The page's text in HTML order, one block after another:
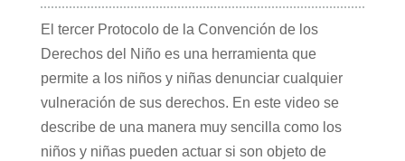
El tercer Protocolo de la Convención de los
Derechos del Niño es una herramienta que
permite a los niños y niñas denunciar cualquier
vulneración de sus derechos. En este video se
describe de una manera muy sencilla como los
niños y niñas pueden actuar si son objeto de